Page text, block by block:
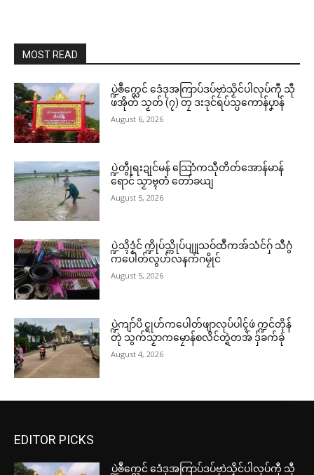
ဌာန်ပရိုၚ်ဗၠးၜးမန်
ရုဲစှ်
🏛 လညာတ်ပါ်ပဲါ
ဗွဳဒဳယဵု
MOST READ
ပ္ဍဲၜဳက္လေင် ဒေံဒုအကြာပ်ဒပ်ဗၠာဲသၟိင်ပါလုပ်ကီု သီု
ဖအိုတ် သၟတ် (၇) တၠ ဒးဒုင်ရပ်သ္ပကောန်ပၞာန်
August 6, 2026
ပ္ဍဲတွဵုရးဍုင်မန် သြောံကသီုတိတ်အောန်မာန်
ရောင် သၟာဗ္ၚတံ တော်ခယျ
August 5, 2026
ပ္ဍဲသ္ၚိဒၟံင် က္ဍိုပ်သ္ကိုပ်ပျူသဝ်ထဳကအ်သံင်ဂှ် သီဂွံ
ကပေါတ်လွဟ်လနက်ဂမၠိုင်
August 5, 2026
ပ္ဍဲကျာ်ပိ င္ရုဟ်ကပေါတ်ဖျာလုပ်ပါၚ်ဖဴ က္ဍင်တိုန်
တုဲ သွက်သၟာကမၠောန်စလိင်တ္ရဲတအ် ဒှ်ခက်ခုဲ
August 4, 2026
EDITOR PICKS
ပ္ဍဲၜဳက္လေင် ဒေံဒုအကြာပ်ဒပ်ဗၠာဲသၟိင်ပါလုပ်ကီု သီု